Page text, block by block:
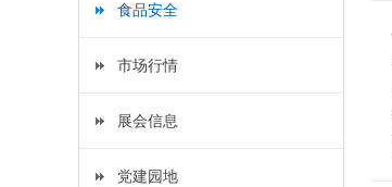
食品安全
市场行情
展会信息
党建园地